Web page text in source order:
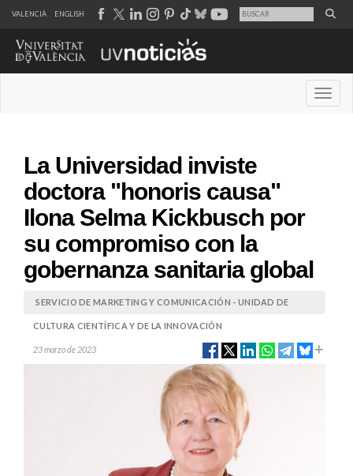
VALENCIÀ ENGLISH
La Universidad inviste
doctora "honoris causa"
Ilona Selma Kickbusch por
su compromiso con la
gobernanza sanitaria global
SERVICIO DE MARKETING Y COMUNICACIÓN - UNIDAD DE
CULTURA CIENTÍFICA Y DE LA INNOVACIÓN
23 marzo de 2023